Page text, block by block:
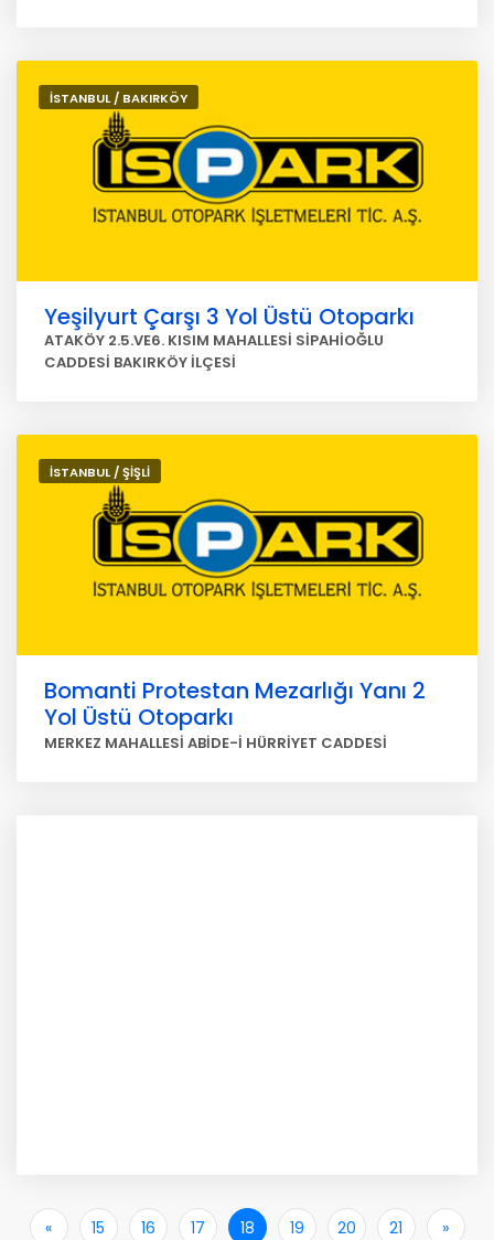
İSTANBUL / BAKIRKÖY
Yeşilyurt Çarşı 3 Yol Üstü Otoparkı
ATAKÖY 2.5.VE6. KISIM MAHALLESİ SİPAHİOĞLU
CADDESİ BAKIRKÖY İLÇESİ
İSTANBUL / ŞİŞLİ
Bomanti Protestan Mezarlığı Yanı 2
Yol Üstü Otoparkı
MERKEZ MAHALLESİ ABİDE-İ HÜRRİYET CADDESİ
« 15 16 17 18 19 20 21 » Son